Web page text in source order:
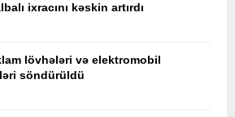
ixracını kəskin artırdı
lövhələri və elektromobil
söndürüldü